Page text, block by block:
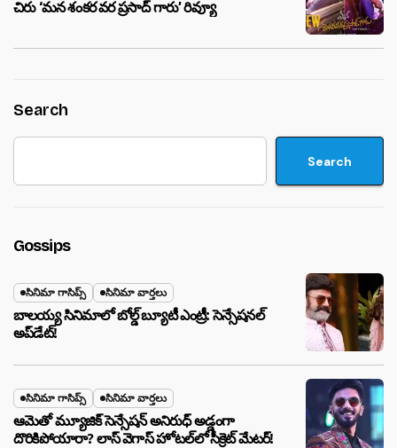
చిరు ‘మ‌న శంక‌ర వ‌ర ప్ర‌సాద్ గారు’ రివ్యూ
Search
Search
Gossips
సినిమా గాసిప్స్ సినిమా వార్తలు
బాలయ్య సినిమాలో బోల్డ్ బ్యూటీ ఎంట్రీ: సెన్సేషనల్
అప్‌డేట్!
సినిమా గాసిప్స్ సినిమా వార్తలు
ఆమెతో మ్యూజిక్ సెన్సేషన్ అనిరుధ్ అడ్డంగా
దొరికిపోయారా? లాస్ వెగాస్ హోటల్‌లో సీక్రెట్ మేటర్!